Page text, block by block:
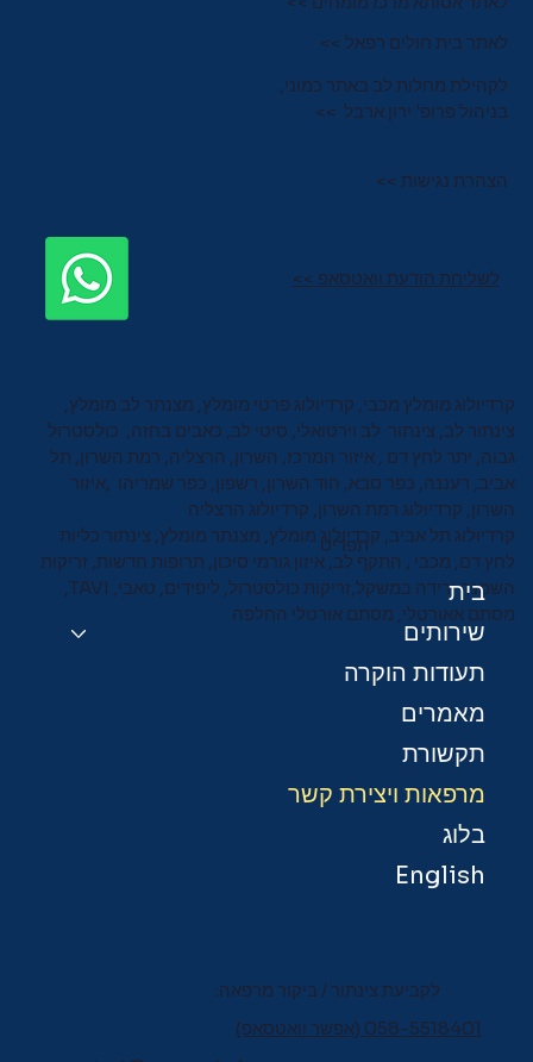
לאתר בית חולים רפאל >>
לקהילת מחלות לב באתר כמוני,
בניהול פרופ' ירון ארבל >>
הצהרת נגישות >>
לשליחת הודעת וואטסאפ >>
קרדיולוג מומלץ מכבי, קרדיולוג פרטי מומלץ, מצנתר לב מומלץ,
צינתור לב, צינתור לב וירטואלי, סיטי לב, כאבים בחזה, כולסטרול
גבוה, יתר לחץ דם , איזור המרכז, השרון, הרצליה, רמת השרון, תל
אביב, רעננה, כפר סבא, הוד השרון, רשפון, כפר שמריהו ,איזור
השרון, קרדיולוג רמת השרון, קרדיולוג הרצליה
קרדיולוג תל אביב, קרדיולוג מומלץ, מצנתר מומלץ, צינתור כליות
לחץ דם, מכבי , התקף לב, איזון גורמי סיכון, תרופות חדשות, זריקות
השמנה ירידה במשקל,זריקות כולסטרול, ליפידים, טאבי, TAVI,
מסתם אאורטלי, מסתם אורטלי החלפה
תפריט
בית
שירותים
תעודות הוקרה
מאמרים
תקשורת
מרפאות ויצירת קשר
בלוג
English
לקביעת צינתור / ביקור מרפאה:
058-5518401 (אפשר וואטסאפ)